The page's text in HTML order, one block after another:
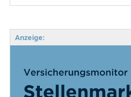
Anzeige: